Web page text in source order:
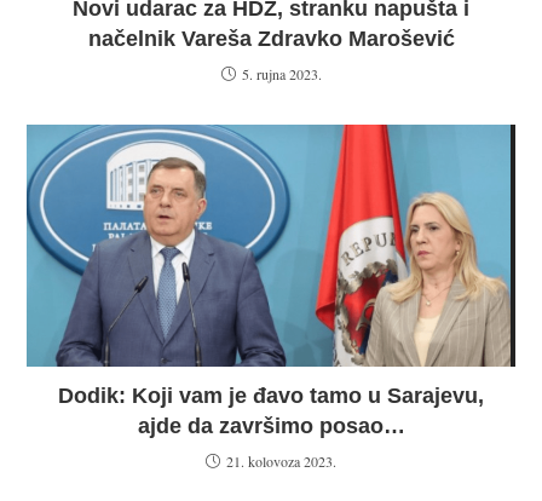
Novi udarac za HDZ, stranku napušta i
načelnik Vareša Zdravko Marošević
5. rujna 2023.
Dodik: Koji vam je đavo tamo u Sarajevu,
ajde da završimo posao…
21. kolovoza 2023.